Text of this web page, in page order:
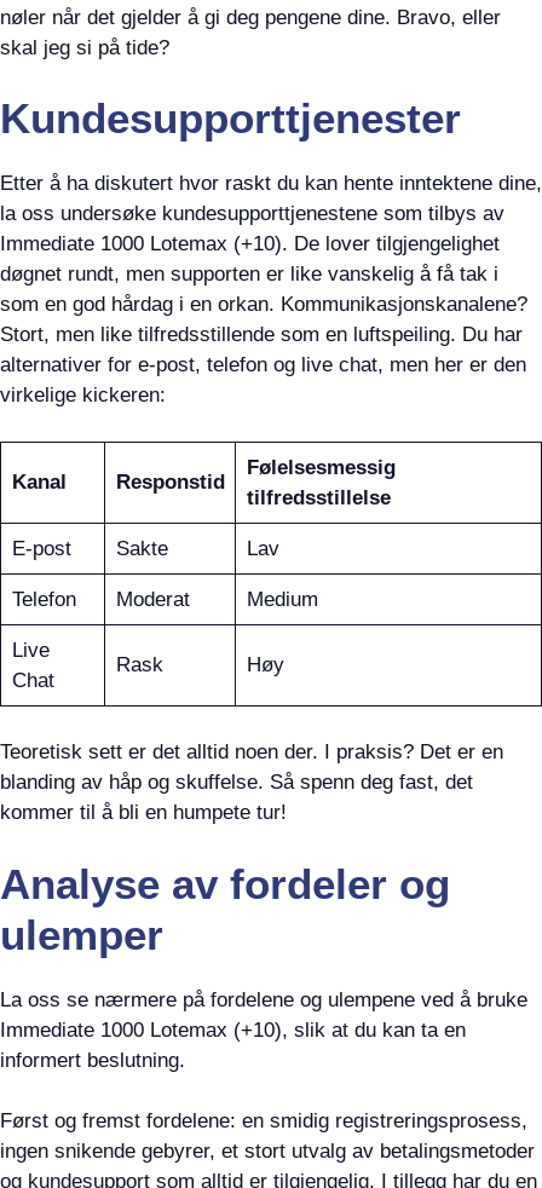
nøler når det gjelder å gi deg pengene dine. Bravo, eller
skal jeg si på tide?
Kundesupporttjenester
Etter å ha diskutert hvor raskt du kan hente inntektene dine,
la oss undersøke kundesupporttjenestene som tilbys av
Immediate 1000 Lotemax (+10). De lover tilgjengelighet
døgnet rundt, men supporten er like vanskelig å få tak i
som en god hårdag i en orkan. Kommunikasjonskanalene?
Stort, men like tilfredsstillende som en luftspeiling. Du har
alternativer for e-post, telefon og live chat, men her er den
virkelige kickeren:
Kanal Responstid
Følelsesmessig
tilfredsstillelse
E-post Sakte Lav
Telefon Moderat Medium
Live
Chat
Rask Høy
Teoretisk sett er det alltid noen der. I praksis? Det er en
blanding av håp og skuffelse. Så spenn deg fast, det
kommer til å bli en humpete tur!
Analyse av fordeler og
ulemper
La oss se nærmere på fordelene og ulempene ved å bruke
Immediate 1000 Lotemax (+10), slik at du kan ta en
informert beslutning.
Først og fremst fordelene: en smidig registreringsprosess,
ingen snikende gebyrer, et stort utvalg av betalingsmetoder
og kundesupport som alltid er tilgjengelig. I tillegg har du en